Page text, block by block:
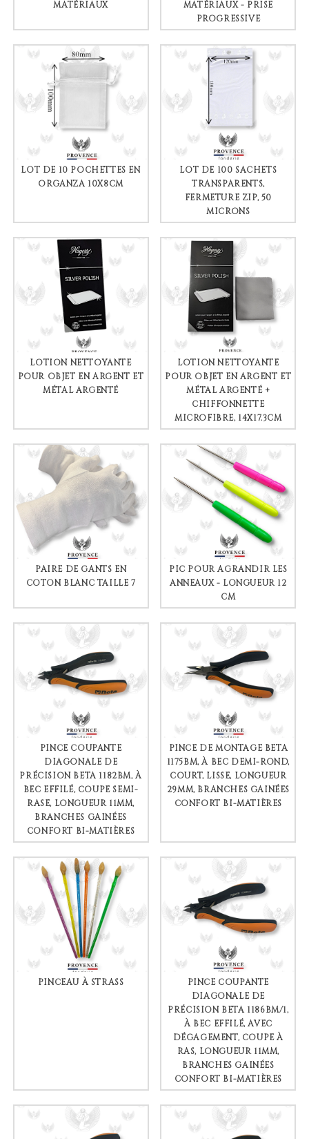
MATÉRIAUX
MATÉRIAUX - PRISE
PROGRESSIVE
LOT DE 10 POCHETTES EN
ORGANZA 10X8CM
LOT DE 100 SACHETS
TRANSPARENTS,
FERMETURE ZIP, 50
MICRONS
LOTION NETTOYANTE
POUR OBJET EN ARGENT ET
MÉTAL ARGENTÉ
LOTION NETTOYANTE
POUR OBJET EN ARGENT ET
MÉTAL ARGENTÉ +
CHIFFONNETTE
MICROFIBRE, 14X17.3CM
PAIRE DE GANTS EN
COTON BLANC TAILLE 7
PIC POUR AGRANDIR LES
ANNEAUX - LONGUEUR 12
CM
PINCE COUPANTE
DIAGONALE DE
PRÉCISION BETA 1182BM, À
BEC EFFILÉ, COUPE SEMI-
RASE, LONGUEUR 11MM,
BRANCHES GAINÉES
CONFORT BI-MATIÈRES
PINCE DE MONTAGE BETA
1175BM, À BEC DEMI-ROND,
COURT, LISSE, LONGUEUR
29MM, BRANCHES GAINÉES
CONFORT BI-MATIÈRES
PINCEAU À STRASS
PINCE COUPANTE
DIAGONALE DE
PRÉCISION BETA 1186BM/1,
À BEC EFFILÉ, AVEC
DÉGAGEMENT, COUPE À
RAS, LONGUEUR 11MM,
BRANCHES GAINÉES
CONFORT BI-MATIÈRES